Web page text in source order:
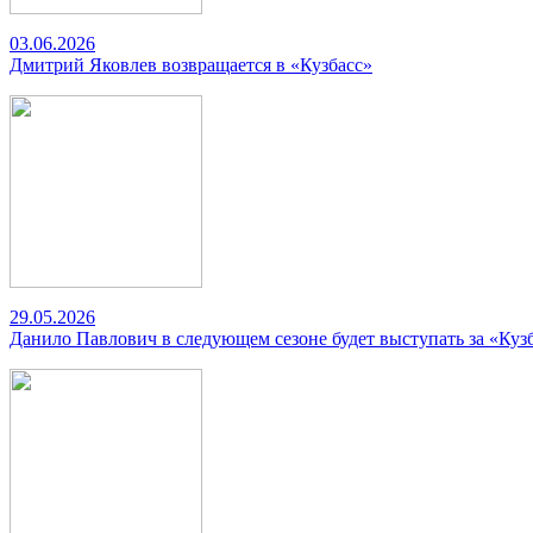
03.06.2026
Дмитрий Яковлев возвращается в «Кузбасс»
29.05.2026
Данило Павлович в следующем сезоне будет выступать за